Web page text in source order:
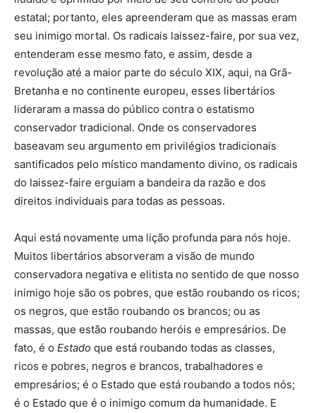
estatal; portanto, eles apreenderam que as massas eram
seu inimigo mortal. Os radicais laissez-faire, por sua vez,
entenderam esse mesmo fato, e assim, desde a
revolução até a maior parte do século XIX, aqui, na Grã-
Bretanha e no continente europeu, esses libertários
lideraram a massa do público contra o estatismo
conservador tradicional. Onde os conservadores
baseavam seu argumento em privilégios tradicionais
santificados pelo místico mandamento divino, os radicais
do laissez-faire erguiam a bandeira da razão e dos
direitos individuais para todas as pessoas.
Aqui está novamente uma lição profunda para nós hoje.
Muitos libertários absorveram a visão de mundo
conservadora negativa e elitista no sentido de que nosso
inimigo hoje são os pobres, que estão roubando os ricos;
os negros, que estão roubando os brancos; ou as
massas, que estão roubando heróis e empresários. De
fato, é o Estado que está roubando todas as classes,
ricos e pobres, negros e brancos, trabalhadores e
empresários; é o Estado que está roubando a todos nós;
é o Estado que é o inimigo comum da humanidade. E